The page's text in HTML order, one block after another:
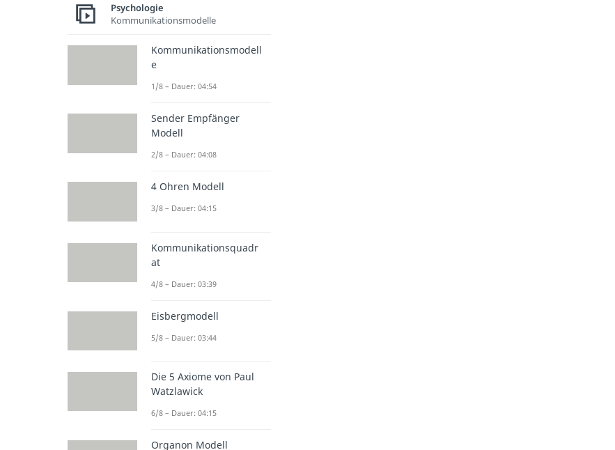
Psychologie
Kommunikationsmodelle
Kommunikationsmodell
e
1/8 – Dauer: 04:54
Sender Empfänger
Modell
2/8 – Dauer: 04:08
4 Ohren Modell
3/8 – Dauer: 04:15
Kommunikationsquadr
at
4/8 – Dauer: 03:39
Eisbergmodell
5/8 – Dauer: 03:44
Die 5 Axiome von Paul
Watzlawick
6/8 – Dauer: 04:15
Organon Modell